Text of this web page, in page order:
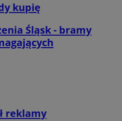
kupię
Śląsk - bramy
reklamy